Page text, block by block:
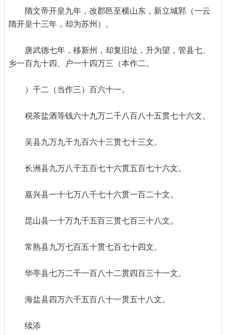
隋文帝开皇九年，改郡邑至横山东，新立城郭（一云
隋开皇十三年，却为苏州）。
唐武德七年，移新州，却复旧址，升为望，管县七、
乡一百九十四、户一十四万三（本作二。
）千二（当作三）百六十一。
税茶盐酒等钱六十九万二千八百八十五贯七十六文。
吴县九万九千九百六十三贯七十三文。
长洲县九万八千五百七十六贯五百七十六文。
嘉兴县一十七万八千七十六贯一百二十文。
昆山县一十万九千五百三贯七百三十八文。
常熟县九万七百五十贯七百七十四文。
华亭县七万二千一百八十二贯四百三十一文。
海盐县四万六千五百八十一贯五十八文。
续添